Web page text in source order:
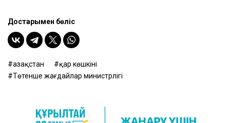
Достарыңмен бөліс
Қазақстан
қар көшкіні
Төтенше жағдайлар министрлігі